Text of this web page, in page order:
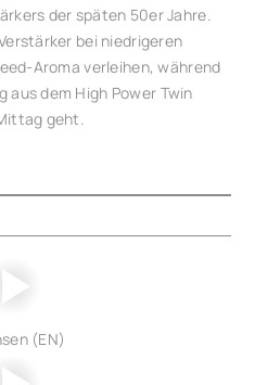
der späten 50er Jahre.
bei niedrigeren
Aroma verleihen, während
dem High Power Twin
geht.
(EN)